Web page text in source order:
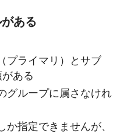
ある
プライマリ）とサブ
がある
グループに属さなけれ
か指定できませんが、